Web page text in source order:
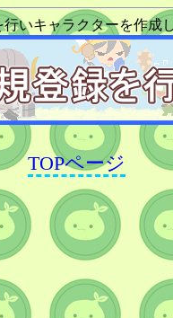
いキャラクターを作成
TOPページ